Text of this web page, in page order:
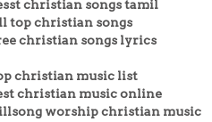
christian songs tamil
top christian songs
christian songs lyrics
christian music list
christian music online
worship christian music